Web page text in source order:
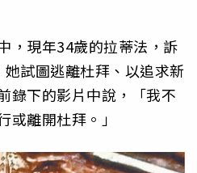
，現年34歲的拉蒂法，訴
試圖逃離杜拜、以追求新
錄下的影片中說，「我不
或離開杜拜。」